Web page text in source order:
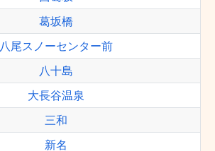
葛坂橋
八尾スノーセンター前
八十島
大長谷温泉
三和
新名